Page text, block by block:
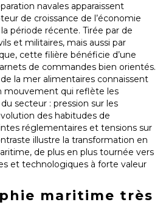
navales apparaissent
de croissance de l’économie
période récente. Tirée par de
et militaires, mais aussi par
cette filière bénéficie d’une
de commandes bien orientés.
de la mer alimentaires connaissent
mouvement qui reflète les
secteur : pression sur les
des habitudes de
réglementaires et tensions sur
illustre la transformation en
de plus en plus tournée vers
et technologiques à forte valeur
maritime très